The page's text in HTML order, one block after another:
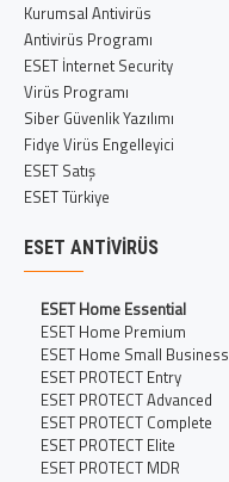
Kurumsal Antivirüs
Antivirüs Programı
ESET İnternet Security
Virüs Programı
Siber Güvenlik Yazılımı
Fidye Virüs Engelleyici
ESET Satış
ESET Türkiye
ESET ANTIVIRÜS
ESET Home Essential
ESET Home Premium
ESET Home Small Business
ESET PROTECT Entry
ESET PROTECT Advanced
ESET PROTECT Complete
ESET PROTECT Elite
ESET PROTECT MDR